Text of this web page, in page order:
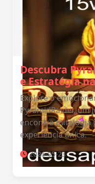
Descubra
e Estratégia
Explore o
PyramidRaider, um
encontra mitologia
experiência única.
2026-05-23